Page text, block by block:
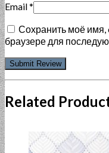
Email*
Сохранить моё имя,
браузере для
Related